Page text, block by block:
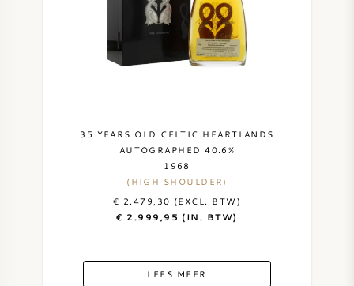
35 YEARS OLD CELTIC HEARTLANDS
AUTOGRAPHED 40.6%
1968
(HIGH SHOULDER)
€ 2.479,30 (EXCL. BTW)
€ 2.999,95 (IN. BTW)
LEES MEER